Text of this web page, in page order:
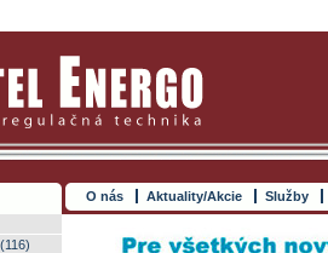
O nás Aktuality/Akcie Služby